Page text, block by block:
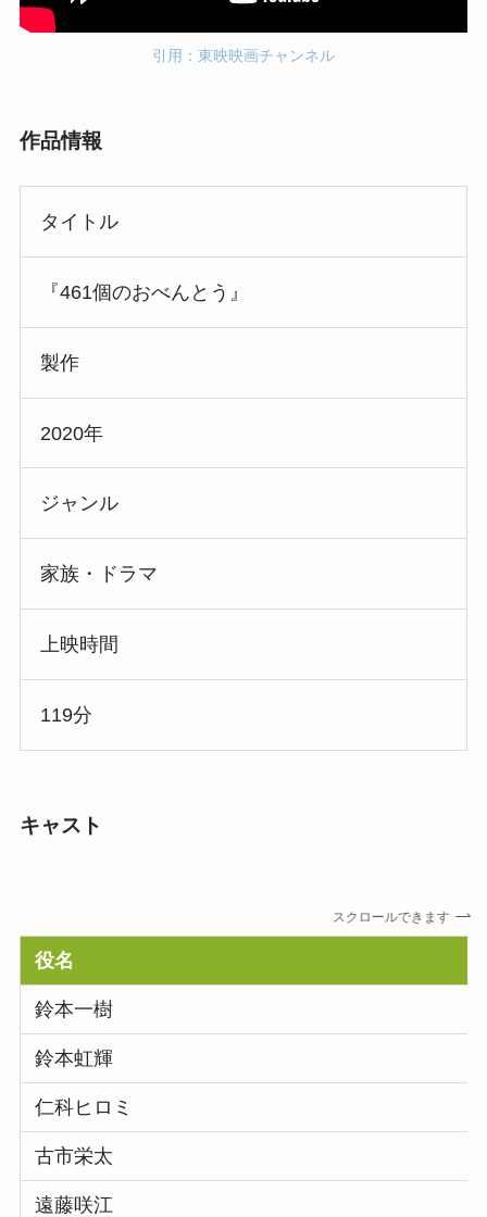
引用：東映映画チャンネル
作品情報
タイトル
『461個のおべんとう』
製作
2020年
ジャンル
家族・ドラマ
上映時間
119分
キャスト
スクロールできます
役名
鈴本一樹
鈴本虹輝
仁科ヒロミ
古市栄太
遠藤咲江